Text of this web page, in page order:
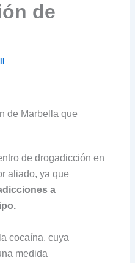
de
de Marbella que
de drogadicción en
aliado, ya que
a
cocaína, cuya
medida